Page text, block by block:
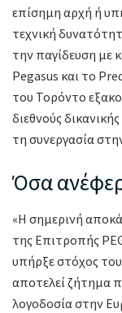
επίσημη αρχή ή
τεχνική
την παγίδευση με
Pegasus και το
του Τορόντο
διεθνούς
τη συνεργασία
Όσα
«Η σημερινή
της Επιτροπής
υπήρξε στόχος
αποτελεί ζήτημα
λογοδοσία στην